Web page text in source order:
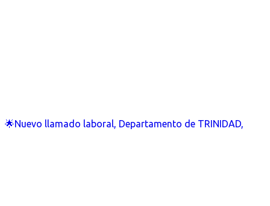
🌟Nuevo llamado laboral, Departamento de TRINIDAD,